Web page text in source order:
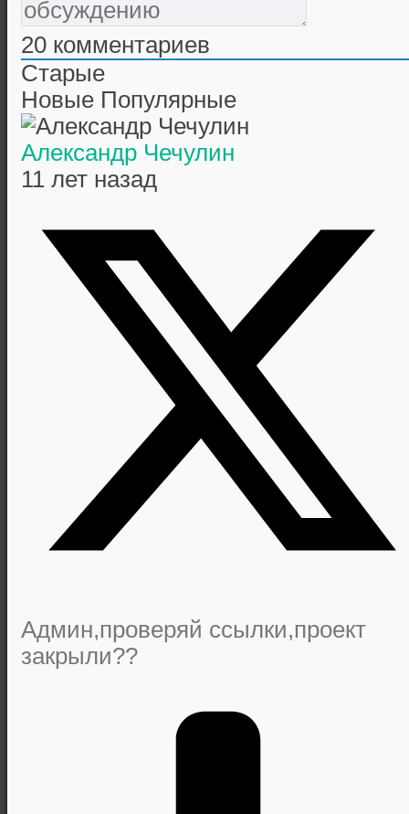
20 комментариев
Старые
Новые Популярные
Александр Чечулин
11 лет назад
Админ,проверяй ссылки,проект
закрыли??